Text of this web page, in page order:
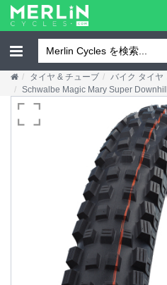
タイヤ & チューブ バイク タイヤ
Schwalbe Magic Mary Super